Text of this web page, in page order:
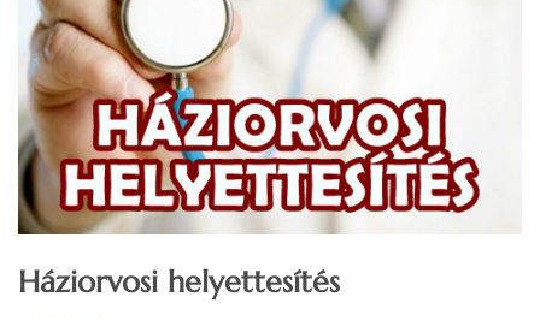
Háziorvosi helyettesítés